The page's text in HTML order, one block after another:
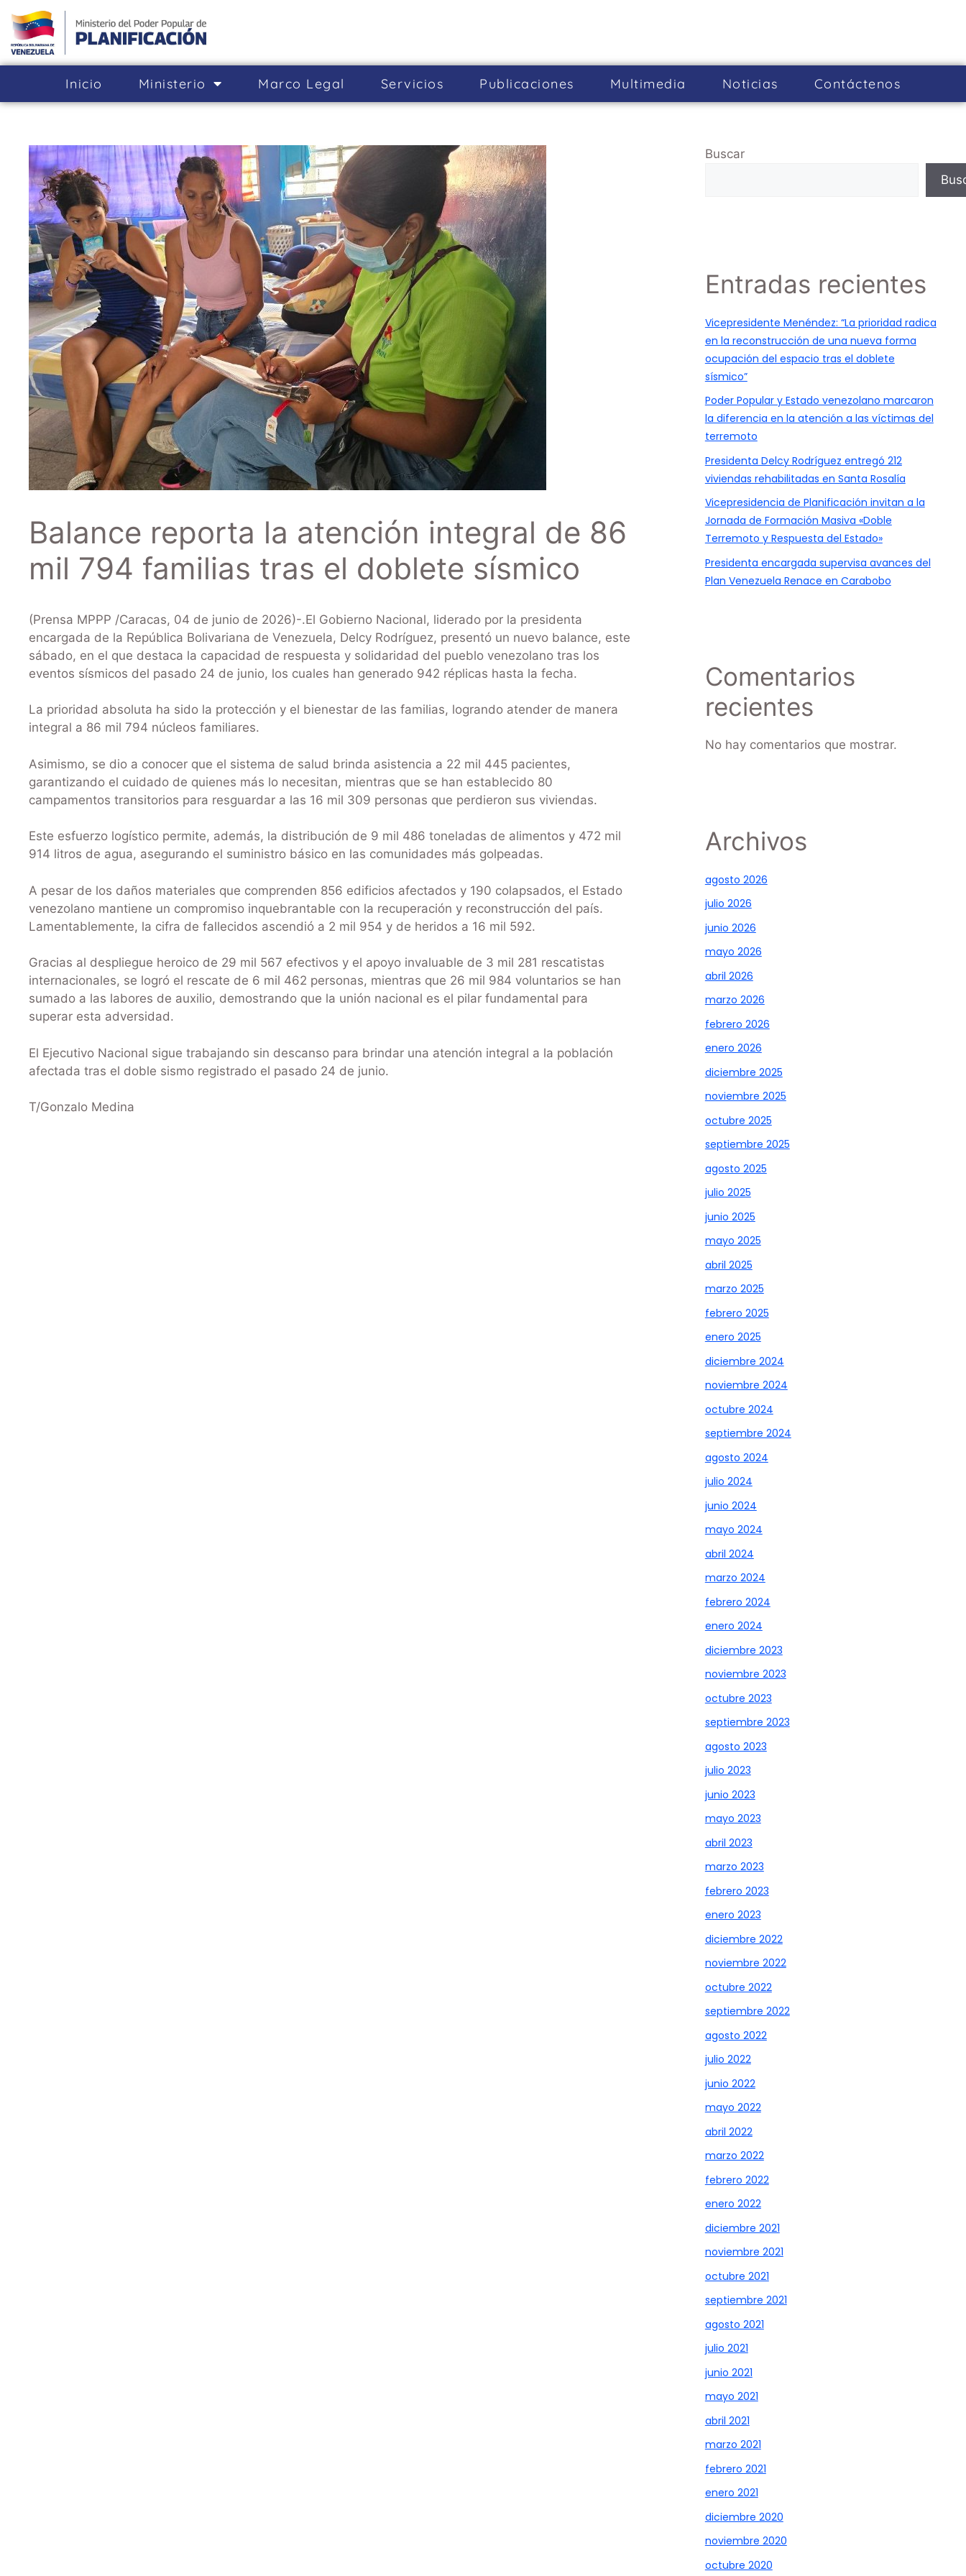
Inicio Ministerio Marco Legal Servicios Publicaciones Multimedia Noticias Cont­áctenos
Balance reporta la atención integral de 86
mil 794 familias tras el doblete sísmico
(Prensa MPPP /Caracas, 04 de junio de 2026)-.El Gobierno Nacional, liderado por la presidenta
encargada de la República Bolivariana de Venezuela, Delcy Rodríguez, presentó un nuevo balance, este
sábado, en el que destaca la capacidad de respuesta y solidaridad del pueblo venezolano tras los
eventos sísmicos del pasado 24 de junio, los cuales han generado 942 réplicas hasta la fecha.
La prioridad absoluta ha sido la protección y el bienestar de las familias, logrando atender de manera
integral a 86 mil 794 núcleos familiares.
Asimismo, se dio a conocer que el sistema de salud brinda asistencia a 22 mil 445 pacientes,
garantizando el cuidado de quienes más lo necesitan, mientras que se han establecido 80
campamentos transitorios para resguardar a las 16 mil 309 personas que perdieron sus viviendas.
Este esfuerzo logístico permite, además, la distribución de 9 mil 486 toneladas de alimentos y 472 mil
914 litros de agua, asegurando el suministro básico en las comunidades más golpeadas.
A pesar de los daños materiales que comprenden 856 edificios afectados y 190 colapsados, el Estado
venezolano mantiene un compromiso inquebrantable con la recuperación y reconstrucción del país.
Lamentablemente, la cifra de fallecidos ascendió a 2 mil 954 y de heridos a 16 mil 592.
Gracias al despliegue heroico de 29 mil 567 efectivos y el apoyo invaluable de 3 mil 281 rescatistas
internacionales, se logró el rescate de 6 mil 462 personas, mientras que 26 mil 984 voluntarios se han
sumado a las labores de auxilio, demostrando que la unión nacional es el pilar fundamental para
superar esta adversidad.
El Ejecutivo Nacional sigue trabajando sin descanso para brindar una atención integral a la población
afectada tras el doble sismo registrado el pasado 24 de junio.
T/Gonzalo Medina
Buscar
Entradas recientes
Vicepresidente Menéndez: “La prioridad radica
en la reconstrucción de una nueva forma
ocupación del espacio tras el doblete
sísmico”
Poder Popular y Estado venezolano marcaron
la diferencia en la atención a las víctimas del
terremoto
Presidenta Delcy Rodríguez entregó 212
viviendas rehabilitadas en Santa Rosalía
Vicepresidencia de Planificación invitan a la
Jornada de Formación Masiva «Doble
Terremoto y Respuesta del Estado»
Presidenta encargada supervisa avances del
Plan Venezuela Renace en Carabobo
Comentarios
recientes
No hay comentarios que mostrar.
Archivos
agosto 2026
julio 2026
junio 2026
mayo 2026
abril 2026
marzo 2026
febrero 2026
enero 2026
diciembre 2025
noviembre 2025
octubre 2025
septiembre 2025
agosto 2025
julio 2025
junio 2025
mayo 2025
abril 2025
marzo 2025
febrero 2025
enero 2025
diciembre 2024
noviembre 2024
octubre 2024
septiembre 2024
agosto 2024
julio 2024
junio 2024
mayo 2024
abril 2024
marzo 2024
febrero 2024
enero 2024
diciembre 2023
noviembre 2023
octubre 2023
septiembre 2023
agosto 2023
julio 2023
junio 2023
mayo 2023
abril 2023
marzo 2023
febrero 2023
enero 2023
diciembre 2022
noviembre 2022
octubre 2022
septiembre 2022
agosto 2022
julio 2022
junio 2022
mayo 2022
abril 2022
marzo 2022
febrero 2022
enero 2022
diciembre 2021
noviembre 2021
octubre 2021
septiembre 2021
agosto 2021
julio 2021
junio 2021
mayo 2021
abril 2021
marzo 2021
febrero 2021
enero 2021
diciembre 2020
noviembre 2020
octubre 2020